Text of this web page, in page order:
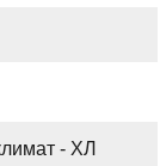
- ХЛ